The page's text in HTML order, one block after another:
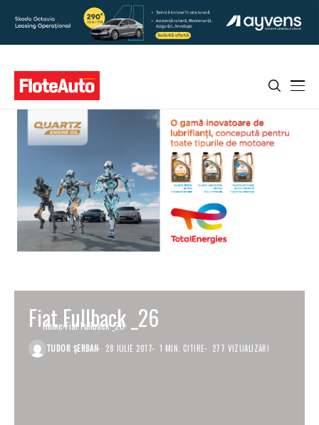
Home Fiat Fullback _26
Fiat Fullback _26
TUDOR ȘERBAN 28 IULIE 2017 1 MIN. CITIRE 277 VIZUALIZĂRI